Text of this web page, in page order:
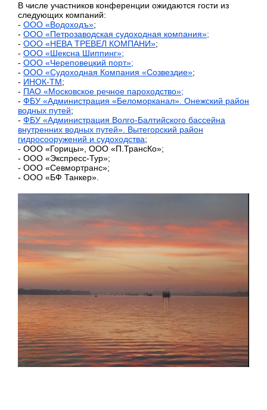
В числе участников конференции ожидаются гости из
следующих компаний:
- ООО «Водоходъ»;
- ООО «Петрозаводская судоходная компания»;
- ООО «НЕВА ТРЕВЕЛ КОМПАНИ»;
- ООО «Шексна Шиппинг»;
- ООО «Череповецкий порт»;
- ООО «Судоходная Компания «Созвездие»;
- ИНОК-ТМ;
- ПАО «Московское речное пароходство»;
- ФБУ «Администрация «Беломорканал». Онежский район
водных путей;
- ФБУ «Администрация Волго-Балтийского бассейна
внутренних водных путей». Вытегорский район
гидросооружений и судоходства;
- ООО «Горицы», ООО «П.ТрансКо»;
- ООО «Экспресс-Тур»;
- ООО «Севмортранс»;
- ООО «БФ Танкер».